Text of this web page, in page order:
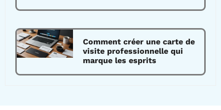
Comment créer une carte de
visite professionnelle qui
marque les esprits